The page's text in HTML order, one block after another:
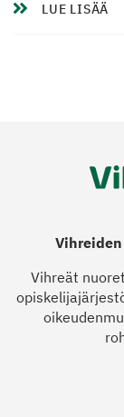
LUE LISÄÄ
Vihreät